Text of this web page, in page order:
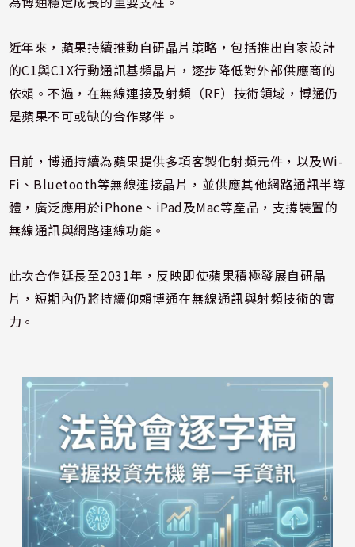
近年來，蘋果持續推動自研晶片策略，包括推出自家設計
的C1與C1X行動通訊基頻晶片，逐步降低對外部供應商的
依賴。不過，在無線連接及射頻（RF）技術領域，博通仍
是蘋果不可或缺的合作夥伴。
目前，博通持續為蘋果提供多項客製化射頻元件，以及Wi-
Fi、Bluetooth等無線連接晶片，並供應其他網路通訊半導
體，廣泛應用於iPhone、iPad及Mac等產品，支撐裝置的
無線通訊與網路連線功能。
此次合作延長至2031年，反映即使蘋果積極發展自研晶
片，短期內仍將持續仰賴博通在無線通訊與射頻技術的實
力。